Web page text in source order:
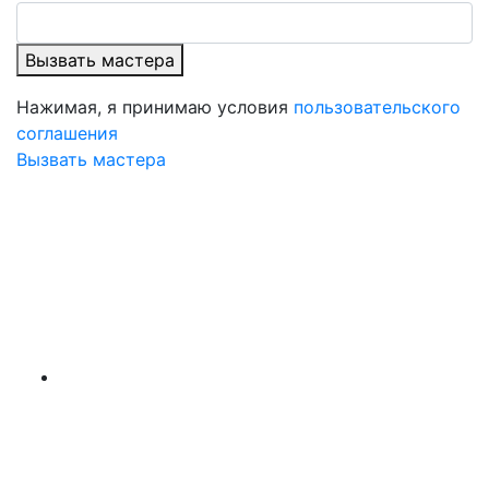
Вызвать мастера
Нажимая, я принимаю условия пользовательского
соглашения
Вызвать мастера